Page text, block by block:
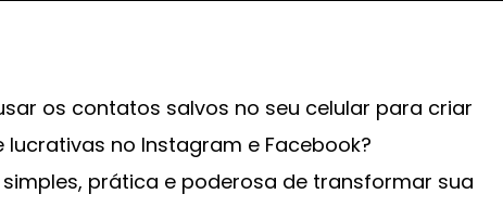
os contatos salvos no seu celular para criar
no Instagram e Facebook?
prática e poderosa de transformar sua